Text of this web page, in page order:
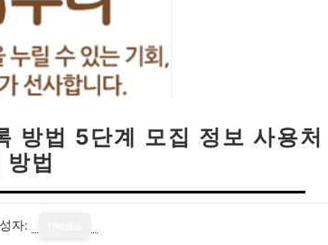
방법 5단계 모집 정보 사용처
방법
자: